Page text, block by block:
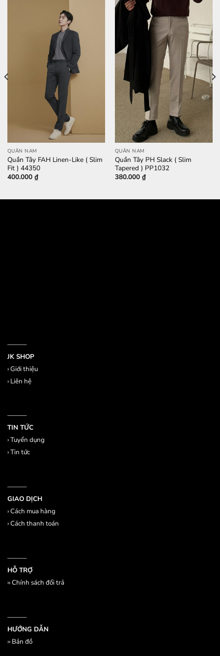
QUẦN NAM
Quần Tây FAH Linen-Like ( Slim
Fit ) 44350
400.000 ₫
QUẦN NAM
Quần Tây PH Slack ( Slim
Tapered ) PP1032
380.000 ₫
———
JK SHOP
›Giới thiệu
› Liên hệ
———
TIN TỨC
›Tuyển dụng
›Tin tức
———
GIAO DỊCH
›Cách mua hàng
›Cách thanh toán
———
HỖ TRỢ
››Chính sách đổi trả
———
HƯỚNG DẪN
›› Bản đồ